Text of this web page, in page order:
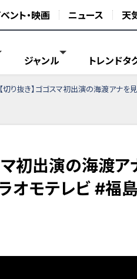
ント・映画 ニュース 天
ジャンル トレンドタ
【切り抜き】ゴゴスマ初出演の海渡アナ
マ初出演の海渡
オモテレビ #福